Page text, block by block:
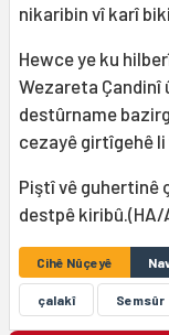
nikaribin vî karî
Hewce ye ku
Wezareta Çandinî
destûrname
cezayê girtîgehê li
Piştî vê guhertinê
destpê kiribû.(HA/
Cihê Nûçeyê
çalakî Semsûr